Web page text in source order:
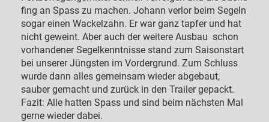
fing an Spass zu machen. Johann verlor beim Segeln
sogar einen Wackelzahn. Er war ganz tapfer und hat
nicht geweint. Aber auch der weitere Ausbau schon
vorhandener Segelkenntnisse stand zum Saisonstart
bei unserer Jüngsten im Vordergrund. Zum Schluss
wurde dann alles gemeinsam wieder abgebaut,
sauber gemacht und zurück in den Trailer gepackt.
Fazit: Alle hatten Spass und sind beim nächsten Mal
gerne wieder dabei.